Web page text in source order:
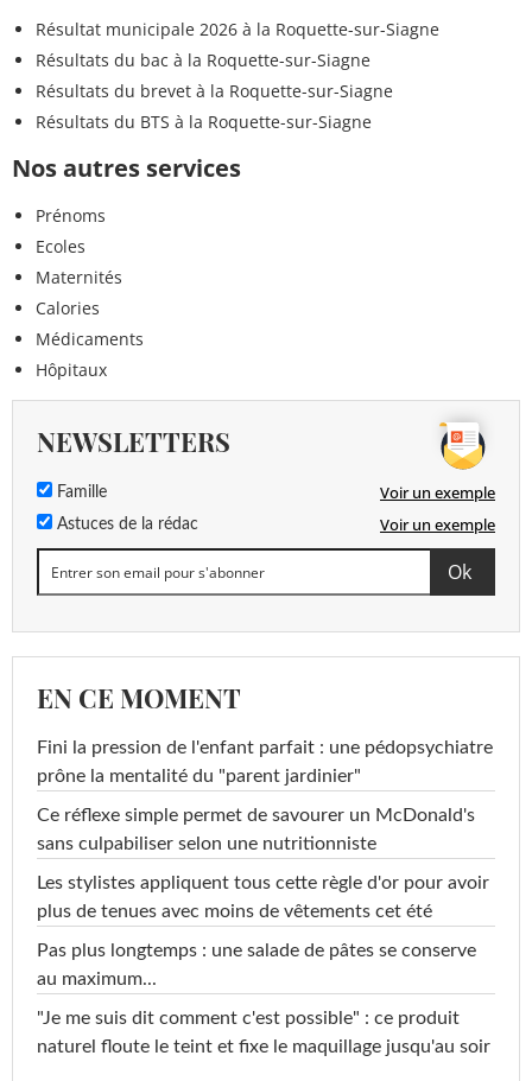
Résultat municipale 2026 à la Roquette-sur-Siagne
Résultats du bac à la Roquette-sur-Siagne
Résultats du brevet à la Roquette-sur-Siagne
Résultats du BTS à la Roquette-sur-Siagne
Nos autres services
Prénoms
Ecoles
Maternités
Calories
Médicaments
Hôpitaux
NEWSLETTERS
Famille Voir un exemple
Astuces de la rédac Voir un exemple
EN CE MOMENT
Fini la pression de l'enfant parfait : une pédopsychiatre
prône la mentalité du "parent jardinier"
Ce réflexe simple permet de savourer un McDonald's
sans culpabiliser selon une nutritionniste
Les stylistes appliquent tous cette règle d'or pour avoir
plus de tenues avec moins de vêtements cet été
Pas plus longtemps : une salade de pâtes se conserve
au maximum...
"Je me suis dit comment c'est possible" : ce produit
naturel floute le teint et fixe le maquillage jusqu'au soir